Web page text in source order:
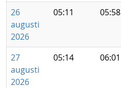
26
augusti
2026
05:11 05:58
27
augusti
2026
05:14 06:01